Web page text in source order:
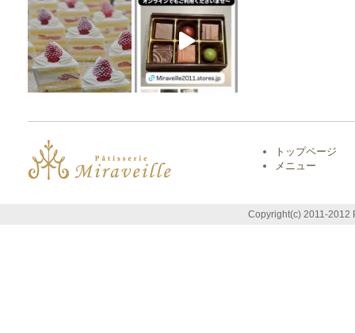
トップページ
メニュー
Copyright(c) 2011-2012